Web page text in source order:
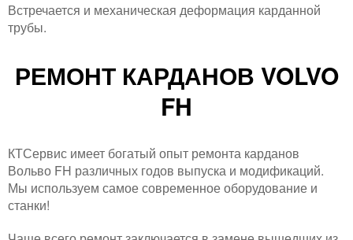
Встречается и механическая деформация карданной
трубы.
РЕМОНТ КАРДАНОВ VOLVO
FH
КТСервис имеет богатый опыт ремонта карданов
Вольво FH различных годов выпуска и модификаций.
Мы используем самое современное оборудование и
станки!